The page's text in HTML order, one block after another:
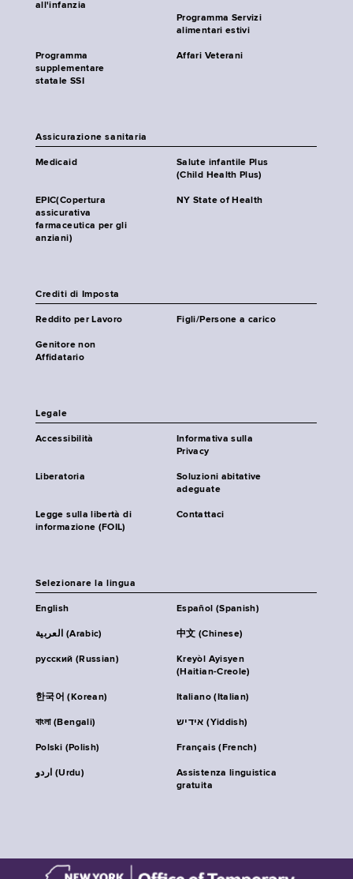
all'infanzia
Programma Servizi
alimentari estivi
Programma
supplementare
statale SSI
Affari Veterani
Assicurazione sanitaria
Medicaid
Salute infantile Plus
(Child Health Plus)
EPIC(Copertura
assicurativa
farmaceutica per gli
anziani)
NY State of Health
Crediti di Imposta
Reddito per Lavoro Figli/Persone a carico
Genitore non
Affidatario
Legale
Accessibilità
Informativa sulla
Privacy
Liberatoria
Soluzioni abitative
adeguate
Legge sulla libertà di
informazione (FOIL)
Contattaci
Selezionare la lingua
English Español (Spanish)
العربية (Arabic) 中文 (Chinese)
русский (Russian)
Kreyòl Ayisyen
(Haitian-Creole)
한국어 (Korean) Italiano (Italian)
বাংলা (Bengali) אידיש (Yiddish)
Polski (Polish) Français (French)
اردو (Urdu)
Assistenza linguistica
gratuita